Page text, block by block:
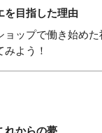
を目指した理由
ョップで働き始め
みよう！
れからの夢